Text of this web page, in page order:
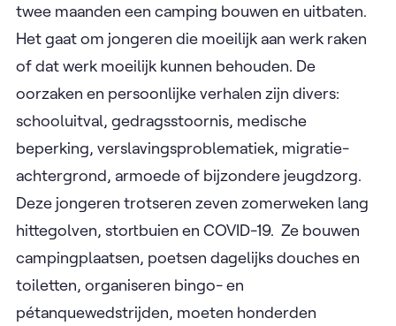
twee maanden een camping bouwen en uitbaten.
Het gaat om jongeren die moeilijk aan werk raken
of dat werk moeilijk kunnen behouden. De
oorzaken en persoonlijke verhalen zijn divers:
schooluitval, gedragsstoornis, medische
beperking, verslavingsproblematiek, migratie-
achtergrond, armoede of bijzondere jeugdzorg.
Deze jongeren trotseren zeven zomerweken lang
hittegolven, stortbuien en COVID-19. Ze bouwen
campingplaatsen, poetsen dagelijks douches en
toiletten, organiseren bingo- en
pétanquewedstrijden, moeten honderden